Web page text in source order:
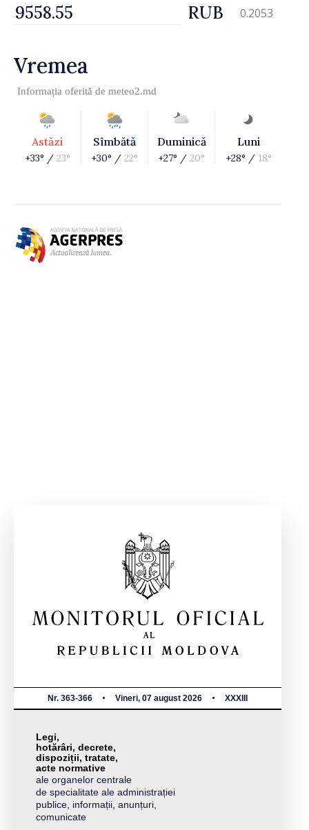
RUB 0.2053
Vremea
Informația oferită de meteo2.md
Astăzi
+33° / 23°
Sîmbătă
+30° / 22°
Duminică
+27° / 20°
Luni
+28° / 18°
Nr. 363-366 Vineri, 07 august 2026 XXXIII
Legi,
hotărâri, decrete,
dispoziții, tratate,
acte normative
ale organelor centrale
de specialitate ale administrației
publice, informații, anunțuri,
comunicate